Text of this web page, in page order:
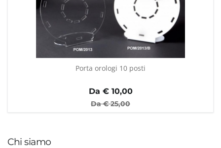
Chi siamo
Porta orologi 10 posti
Da €10,00
Da €25,00